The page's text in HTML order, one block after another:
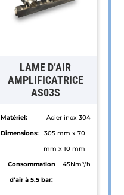
LAME D’AIR
AMPLIFICATRICE
AS03S
Matériel:
Acier inox 304
Dimensions:
305 mm x 70
mm x 10 mm
Consommation
d’air à 5.5 bar:
45Nm³/h